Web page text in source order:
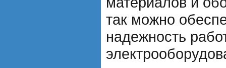
так можно
надежность